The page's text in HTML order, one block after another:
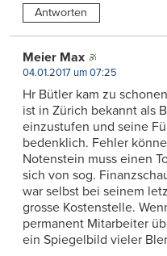
Antworten
Meier Max
04.01.2017 um 07:25
Hr Bütler kam zu
ist in Zürich bekannt als
einzustufen und seine
bedenklich. Fehler
Notenstein muss einen
sich von sog.
war selbst bei seinem
grosse Kostenstelle.
permanent Mitarbeiter
ein Spiegelbild vieler